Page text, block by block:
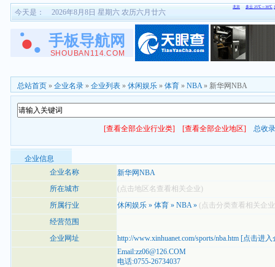
今天是： 2026年8月8日 星期六 农历六月廿六
总站首页 » 企业名录 » 企业列表 » 休闲娱乐 » 体育 » NBA» 新华网NBA
[查看全部企业行业类] [查看全部企业地区] 总收
企业信息
企业名称
新华网NBA
所在城市
(点击地区名查看相关企业)
所属行业
休闲娱乐 » 体育 » NBA» (点击分类查看相关企
经营范围
企业网址
http://www.xinhuanet.com/sports/nba.htm [点击进入
Email:zz06@126.COM
电话:0755-26734037